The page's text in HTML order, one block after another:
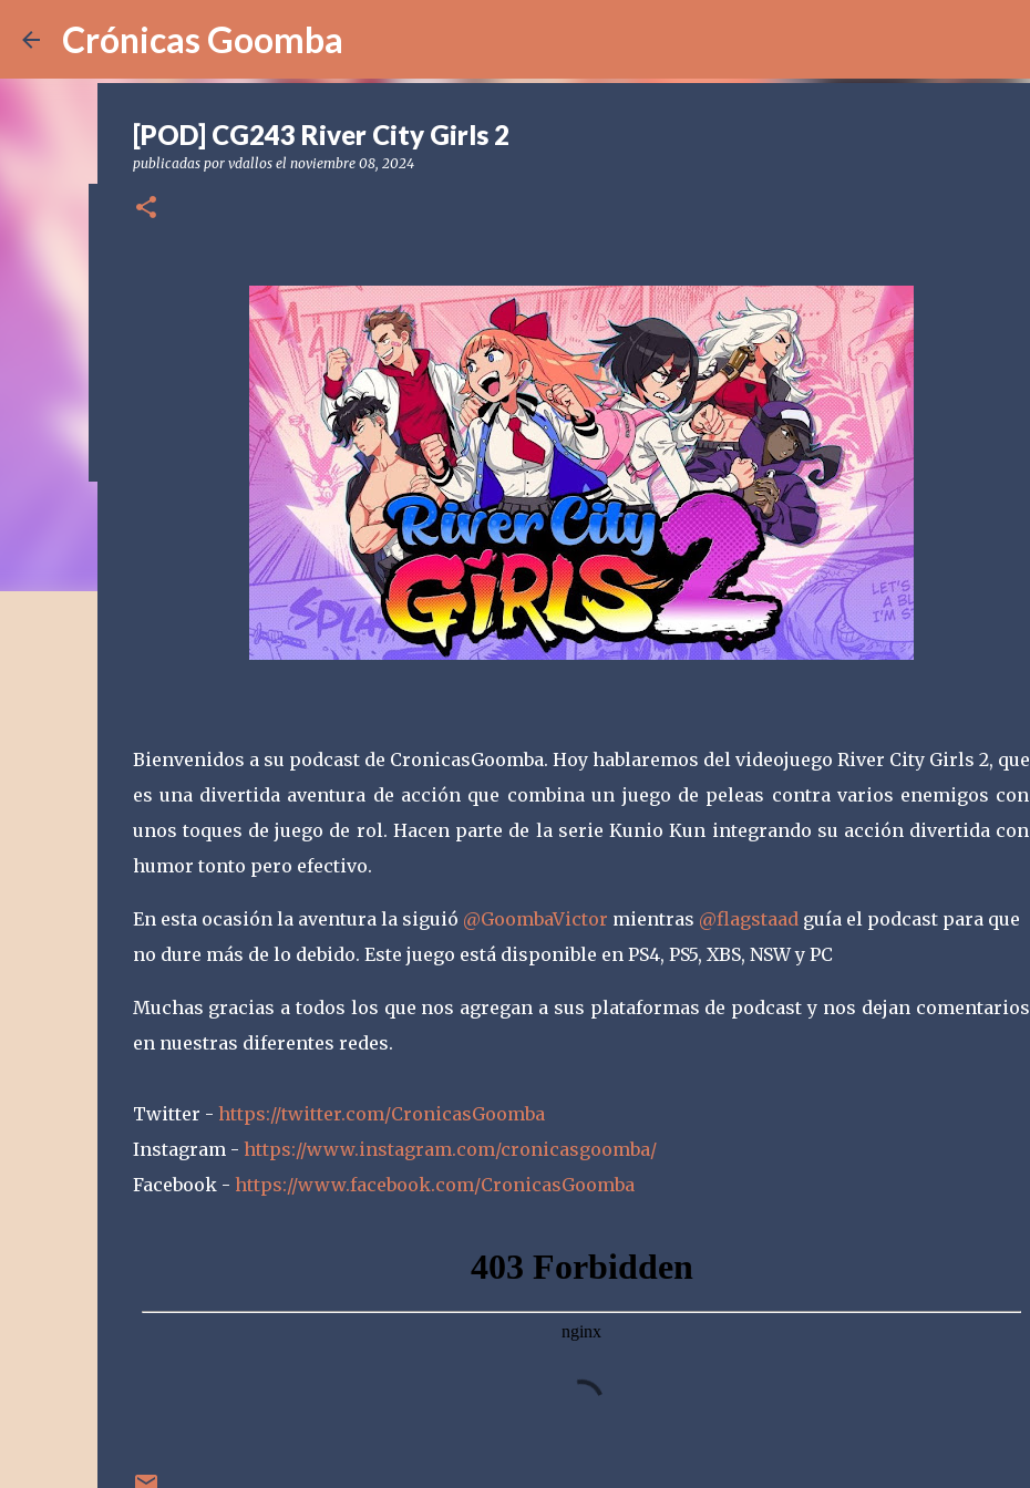
Crónicas Goomba
SONIC RACING CROSSWORLDS
[POD] CG243 River City Girls 2
publicadas por vdallos el noviembre 08, 2024
Bienvenidos a su podcast de CronicasGoomba. Hoy hablaremos del videojuego River City Girls 2, que
es una divertida aventura de acción que combina un juego de peleas contra varios enemigos con
unos toques de juego de rol. Hacen parte de la serie Kunio Kun integrando su acción divertida con
humor tonto pero efectivo.
En esta ocasión la aventura la siguió @GoombaVictor mientras @flagstaadguía el podcast para que
no dure más de lo debido. Este juego está disponible en PS4, PS5, XBS, NSW y PC
Muchas gracias a todos los que nos agregan a sus plataformas de podcast y nos dejan comentarios
en nuestras diferentes redes.
Twitter - https://twitter.com/CronicasGoomba
Instagram - https://www.instagram.com/cronicasgoomba/
Facebook - https://www.facebook.com/CronicasGoomba